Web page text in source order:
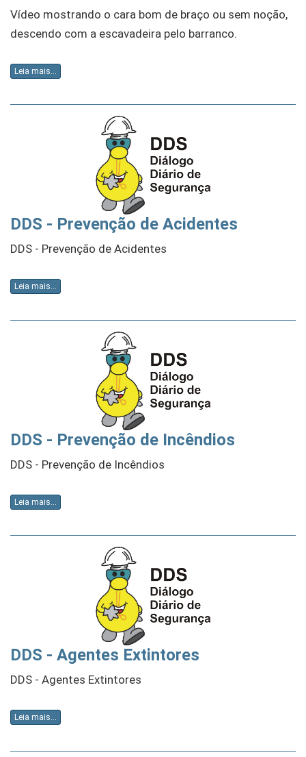
Vídeo mostrando o cara bom de braço ou sem noção,
descendo com a escavadeira pelo barranco.
Leia mais...
DDS - Prevenção de Acidentes
DDS - Prevenção de Acidentes
Leia mais...
DDS - Prevenção de Incêndios
DDS - Prevenção de Incêndios
Leia mais...
DDS - Agentes Extintores
DDS - Agentes Extintores
Leia mais...